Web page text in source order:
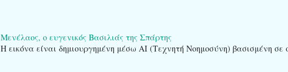
Μενέλαος, ο ευγενικός Βασιλιάς της Σπάρτης
Η εικόνα είναι δημιουργημένη μέσω AI (Τεχνητή Νοημοσύνη) βασισμένη σε